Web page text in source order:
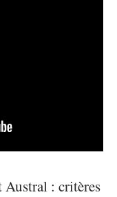
Austral : critères